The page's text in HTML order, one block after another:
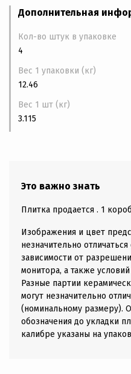
Дополнительная
Кол-во штук в упаковке
4
Вес 1 упаковки (кг)
12.46
Вес 1 шт (кг)
3.115
Это важно знать
Плитка продается . 1
Изображения и цвет
незначительно
зависимости от
монитора, а также
Разные партии
могут незначительно
(номинальному размеру).
обозначения до укладки
калибре указаны на